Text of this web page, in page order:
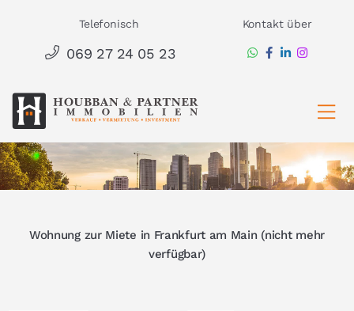
springen
Telefonisch
069 27 24 05 23
Kontakt über
Wohnung zur Miete in Frankfurt am Main (nicht mehr
verfügbar)